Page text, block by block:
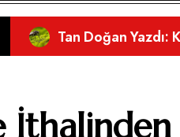
Tan Doğan Yazdı:
Habil Yaşar Yazdı:
Tan Doğan Yazdı:
Orkun Cabi Yazdı:
Orkun Cabi Yazdı:
Sosyal Medyanın
Eleştirel Bir
Doğru Nefesle
Kitap mı Yazdınız?